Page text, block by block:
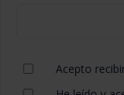
Acepto